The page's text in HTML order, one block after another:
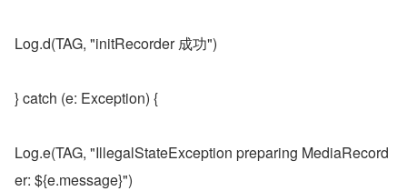
Log.d(TAG, "initRecorder 成功")
} catch (e: Exception) {
Log.e(TAG, "IllegalStateException preparing MediaRecord
er: ${e.message}")